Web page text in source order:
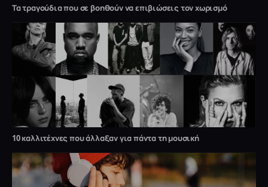
Τα τραγούδια που σε βοηθούν να επιβιώσεις τον χωρισμό
10 καλλιτέχνες που άλλαξαν για πάντα τη μουσική